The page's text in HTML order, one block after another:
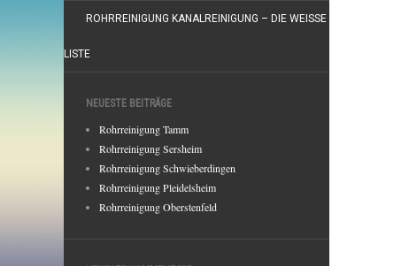
ROHRREINIGUNG KANALREINIGUNG – DIE WEISSE
LISTE
NEUESTE BEITRÄGE
Rohrreinigung Tamm
Rohrreinigung Sersheim
Rohrreinigung Schwieberdingen
Rohrreinigung Pleidelsheim
Rohrreinigung Oberstenfeld